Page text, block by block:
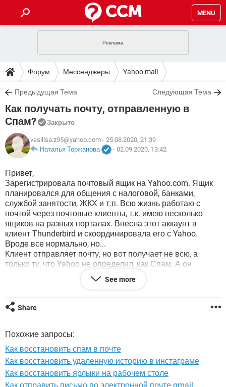
MENU
INSTAGRAM FACEBOOK
ИГРЫ WINDOWS 10
ВКОНТАКТЕ ВИДЕО
GOOGLE
ПОЛЕЗНЫЕ СОВЕТЫ
TIKTOK
FACEBOOK
WINDOWS 10
ВИДЕО GOOGLE
YANDEX
ЗАГРУЗКИ
TIKTOK TELEGRAM
WHATSAPP
FACEBOOK ИГРЫ
ВИДЕО
YANDEX
ФОРУМ
TIKTOK
WHATSAPP INSTAGRAM
FACEBOOK
WINDOWS 10 ВКОНТАКТЕ
ВИДЕО GOOGLE
YANDEX
ЭНЦИКЛОПЕДИЯ
WHATSAPP
FACEBOOK ИГРЫ
WINDOWS 10 ВКОНТАКТЕ
ВИДЕО
YANDEX
Форум Мессенджеры Yahoo mail
Предыдущая Тема Следующая Тема
Как получать почту, отправленную в
Спам?
Закрыто
vasilisa.z95@yahoo.com - 25.08.2020, 21:39
Наталья Торжанова
- 02.09.2020, 13:42
Привет,
Зарегистрировала почтовый ящик на Yahoo.com. Ящик
планировался для общения с налоговой, банками,
службой занятости, ЖКХ и т.п. Всю жизнь работаю с
почтой через почтовые клиенты, т.к. имею несколько
ящиков на разных порталах. Внесла этот аккаунт в
клиент Thunderbird и скоординировала его с Yahoo.
Вроде все нормально, но...
Клиент отправляет почту, но вот получает не всю, а
только ту, что Yahoo не определил, как Спам. А он
поначалу отправляет в Спам почти все. Т.е., чтобы
получить клиентом всю почту, я должна сначала в
нужные письма в папку Входящие, иначе клиент их из
Спама не забирает.
как-то обнулить все фильтры Спама, чтобы я сама потом
их добавляла по мере надобности.
Спасибо,
Василиса.
See more
Share
Похожие запросы:
Как восстановить спам в почте
Как восстановить удаленную историю в инстаграме
Как восстановить ярлыки на рабочем столе